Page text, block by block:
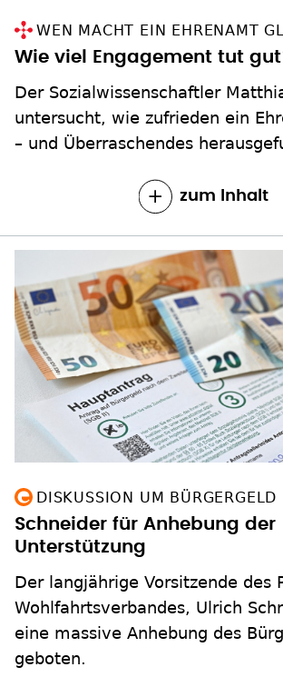
WEN MACHT EIN EHRENAMT
Wie viel Engagement tut
Der Sozialwissenschaftler
untersucht, wie zufrieden ein
– und Überraschendes
zum Inhalt
DISKUSSION UM BÜRGERGELD
Schneider für Anhebung der
Unterstützung
Der langjährige Vorsitzende des
Wohlfahrtsverbandes, Ulrich
eine massive Anhebung des
geboten.